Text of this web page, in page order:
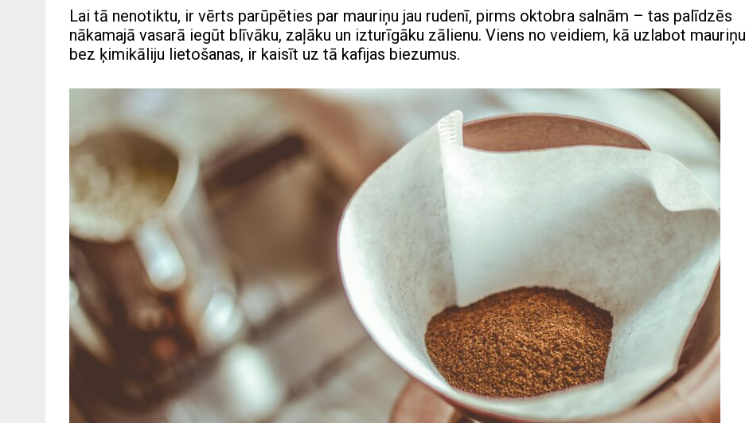
Lai tā nenotiktu, ir vērts parūpēties par mauriņu jau rudenī, pirms oktobra salnām – tas palīdzēs
nākamajā vasarā iegūt blīvāku, zaļāku un izturīgāku zālienu. Viens no veidiem, kā uzlabot mauriņu
bez ķimikāliju lietošanas, ir kaisīt uz tā kafijas biezumus.